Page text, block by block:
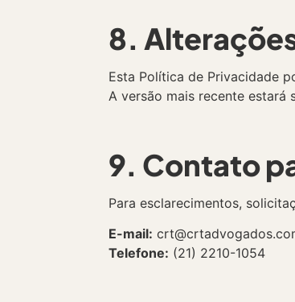
8.
Esta Política de Privacidade
A versão mais recente estará
9. Contato
Para esclarecimentos,
E-mail:
Telefone: (21) 2210-1054